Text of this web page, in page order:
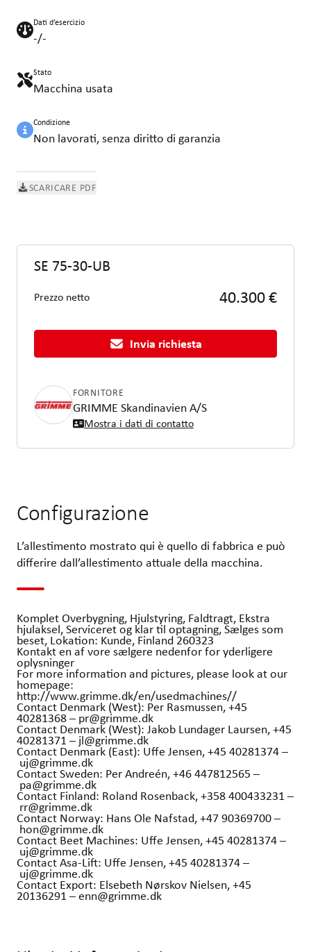
Dati d’esercizio
-/-
Stato
Macchina usata
Condizione
Non lavorati, senza diritto di garanzia
SCARICARE PDF
SE 75-30-UB
Prezzo netto 40.300 €
Invia richiesta
FORNITORE
GRIMME Skandinavien A/S
Mostra i dati di contatto
Configurazione
L’allestimento mostrato qui è quello di fabbrica e può
differire dall’allestimento attuale della macchina.
Komplet Overbygning, Hjulstyring, Faldtragt, Ekstra
hjulaksel, Serviceret og klar til optagning, Sælges som
beset, Lokation: Kunde, Finland 260323
Kontakt en af vore sælgere nedenfor for yderligere
oplysninger
For more information and pictures, please look at our
homepage:
http://www.grimme.dk/en/usedmachines//
Contact Denmark (West): Per Rasmussen, +45
40281368 – pr@grimme.dk
Contact Denmark (West): Jakob Lundager Laursen, +45
40281371 – jl@grimme.dk
Contact Denmark (East): Uffe Jensen, +45 40281374 –
uj@grimme.dk
Contact Sweden: Per Andreén, +46 447812565 –
pa@grimme.dk
Contact Finland: Roland Rosenback, +358 400433231 –
rr@grimme.dk
Contact Norway: Hans Ole Nafstad, +47 90369700 –
hon@grimme.dk
Contact Beet Machines: Uffe Jensen, +45 40281374 –
uj@grimme.dk
Contact Asa-Lift: Uffe Jensen, +45 40281374 –
uj@grimme.dk
Contact Export: Elsebeth Nørskov Nielsen, +45
20136291 – enn@grimme.dk